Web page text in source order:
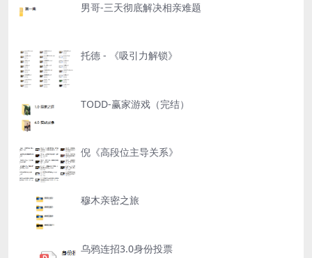
男哥-三天彻底解决相亲难题
托德 - 《吸引力解锁》
TODD-赢家游戏（完结）
倪《高段位主导关系》
穆木亲密之旅
乌鸦连招3.0身份投票